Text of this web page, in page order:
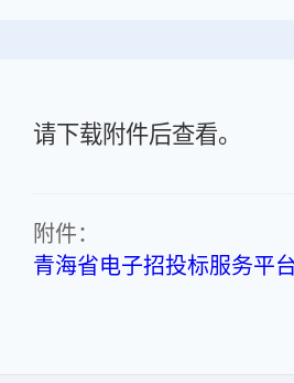
请下载附件后查看。
附件：
青海省电子招投标服务平